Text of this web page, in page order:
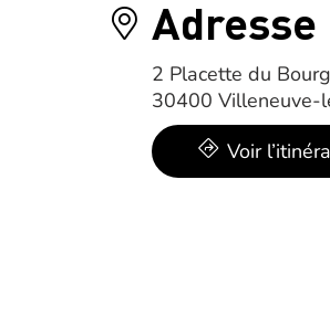
Adresse
2 Placette du
30400 Villeneuve-
Voir